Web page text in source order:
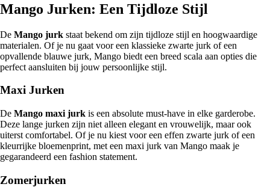
Mango Jurken: Een Tijdloze Stijl
De Mango jurk staat bekend om zijn tijdloze stijl en hoogwaardige
materialen. Of je nu gaat voor een klassieke zwarte jurk of een
opvallende blauwe jurk, Mango biedt een breed scala aan opties die
perfect aansluiten bij jouw persoonlijke stijl.
Maxi Jurken
De Mango maxi jurk is een absolute must-have in elke garderobe.
Deze lange jurken zijn niet alleen elegant en vrouwelijk, maar ook
uiterst comfortabel. Of je nu kiest voor een effen zwarte jurk of een
kleurrijke bloemenprint, met een maxi jurk van Mango maak je
gegarandeerd een fashion statement.
Zomerjurken